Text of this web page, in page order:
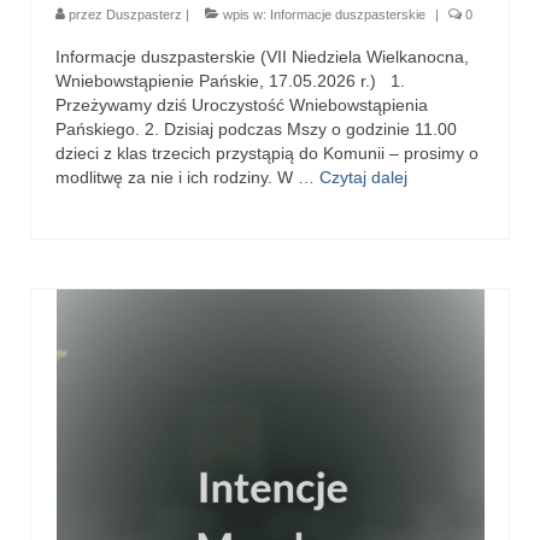
e-Katolik
Nabożeństwa
Nabożeństwa różne
Pogrzeb katolicki
Sakrament kapłaństwa
przez Duszpasterz wpis w: Informacje duszpasterskie 0
Informacje duszpasterskie (VII Niedziela Wielkanocna,
Wniebowstąpienie Pańskie, 17.05.2026 r.) 1.
Przeżywamy dziś Uroczystość Wniebowstąpienia
Pańskiego. 2. Dzisiaj podczas Mszy o godzinie 11.00
dzieci z klas trzecich przystąpią do Komunii – prosimy o
modlitwę za nie i ich rodziny. W … Czytaj dalej